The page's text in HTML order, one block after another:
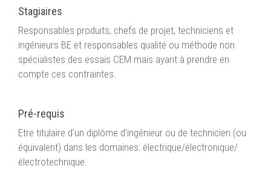
Stagiaires
Responsables produits, chefs de projet, techniciens et
ingénieurs BE et responsables qualité ou méthode non
spécialistes des essais CEM mais ayant à prendre en
compte ces contraintes.
Pré-requis
Etre titulaire d'un diplôme d'ingénieur ou de technicien (ou
équivalent) dans les domaines: électrique/électronique/
électrotechnique.